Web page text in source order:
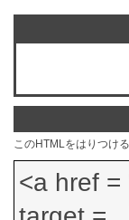
このHTMLをはりつけ